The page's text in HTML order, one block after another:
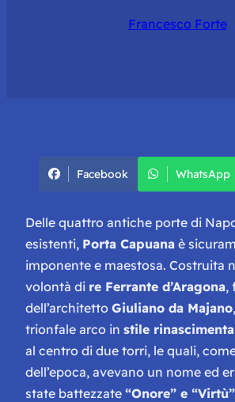
Francesco Forte
Facebook WhatsApp
Delle quattro antiche porte di
esistenti, Porta Capuana è
imponente e maestosa. Costruita
volontà di re Ferrante d’Aragona,
dell’architetto Giuliano da Majano
trionfale arco in stile
al centro di due torri, le quali,
dell’epoca, avevano un nome ed
state battezzate “Onore” e “Virtù”